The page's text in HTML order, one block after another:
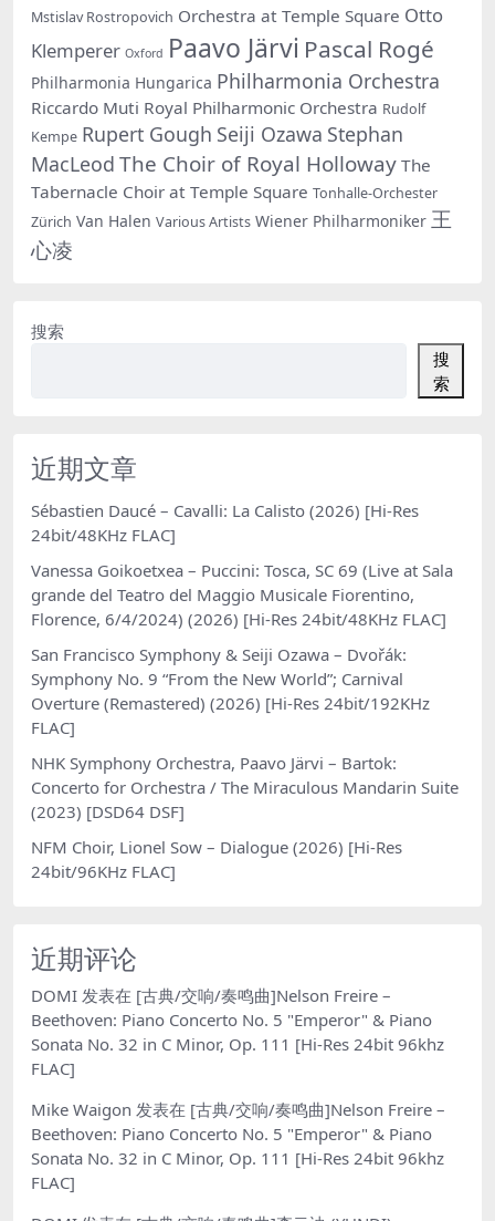
Mstislav Rostropovich Orchestra at Temple Square Otto
Klemperer Oxford Paavo Järvi Pascal Rogé
Philharmonia Hungarica Philharmonia Orchestra
Riccardo Muti Royal Philharmonic Orchestra Rudolf
Kempe Rupert Gough Seiji Ozawa Stephan
MacLeod The Choir of Royal Holloway The
Tabernacle Choir at Temple Square Tonhalle-Orchester
Zürich Van Halen Various Artists Wiener Philharmoniker 王
心凌
搜索
搜
索
近期文章
Sébastien Daucé – Cavalli: La Calisto (2026) [Hi-Res
24bit/48KHz FLAC]
Vanessa Goikoetxea – Puccini: Tosca, SC 69 (Live at Sala
grande del Teatro del Maggio Musicale Fiorentino,
Florence, 6/4/2024) (2026) [Hi-Res 24bit/48KHz FLAC]
San Francisco Symphony & Seiji Ozawa – Dvořák:
Symphony No. 9 “From the New World”; Carnival
Overture (Remastered) (2026) [Hi-Res 24bit/192KHz
FLAC]
NHK Symphony Orchestra, Paavo Järvi – Bartok:
Concerto for Orchestra / The Miraculous Mandarin Suite
(2023) [DSD64 DSF]
NFM Choir, Lionel Sow – Dialogue (2026) [Hi-Res
24bit/96KHz FLAC]
近期评论
DOMI 发表在 [古典/交响/奏鸣曲]Nelson Freire –
Beethoven: Piano Concerto No. 5 "Emperor" & Piano
Sonata No. 32 in C Minor, Op. 111 [Hi-Res 24bit 96khz
FLAC]
Mike Waigon 发表在 [古典/交响/奏鸣曲]Nelson Freire –
Beethoven: Piano Concerto No. 5 "Emperor" & Piano
Sonata No. 32 in C Minor, Op. 111 [Hi-Res 24bit 96khz
FLAC]